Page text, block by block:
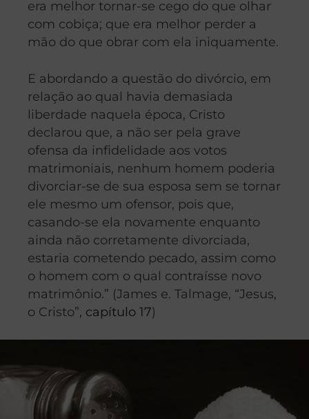
era melhor tornar-se cego do que olhar
com cobiça; que era melhor perder a
mão do que obrar com ela iniquamente.
E abordando a questão do divórcio, em
relação ao qual havia demasiada
liberdade naquela época, Cristo
declarou que, a não ser pela grave
ofensa da infidelidade aos votos
matrimoniais, nenhum homem poderia
divorciar-se de sua esposa sem se tornar
ele mesmo um ofensor, pois que,
casando-se ela novamente enquanto
ainda não corretamente divorciada,
estaria cometendo pecado, assim como
o homem com o qual contraísse novo
matrimônio.” (James e. Talmage, “Jesus,
o Cristo”, capítulo 17)